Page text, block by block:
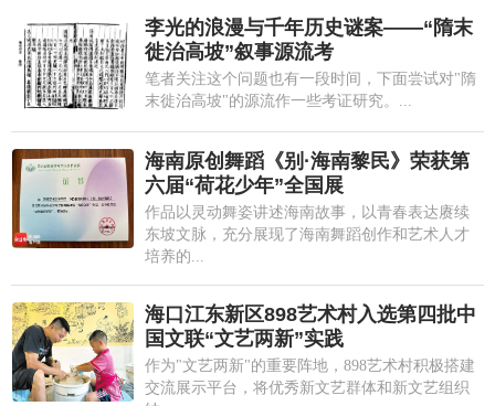
李光的浪漫与千年历史谜案——“隋末
徙治高坡”叙事源流考
笔者关注这个问题也有一段时间，下面尝试对"隋
末徙治高坡"的源流作一些考证研究。...
海南原创舞蹈《别·海南黎民》荣获第
六届“荷花少年”全国展
作品以灵动舞姿讲述海南故事，以青春表达赓续
东坡文脉，充分展现了海南舞蹈创作和艺术人才
培养的...
海口江东新区898艺术村入选第四批中
国文联“文艺两新”实践
作为"文艺两新"的重要阵地，898艺术村积极搭建
交流展示平台，将优秀新文艺群体和新文艺组织